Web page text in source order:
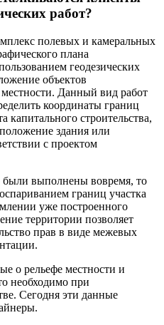
работ?
полевых и камеральных
плана
геодезических
объектов
Данный вид работ
координаты границ
капитального строительства,
здания или
с проектом
были выполнены вовремя, то
границ участка
уже построенного
территории позволяет
прав в виде межевых
о рельефе местности и
необходимо при
Сегодня эти данные